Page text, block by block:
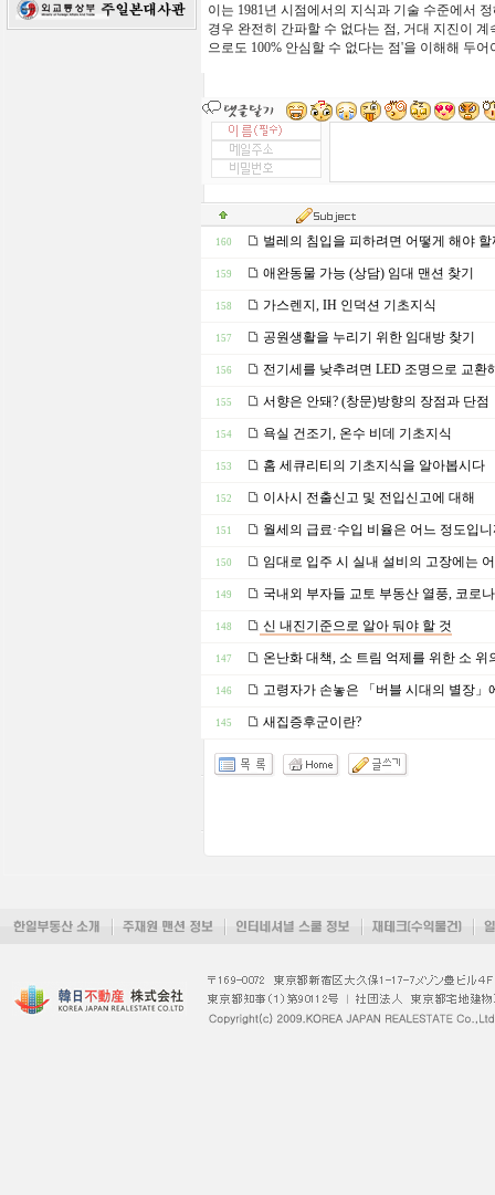
이는 1981년 시점에서의 지식과 기술 수준에서
경우 완전히 간파할 수 없다는 점, 거대 지진이 계
으로도 100% 안심할 수 없다는 점'을 이해해 두어
160 벌레의 침입을 피하려면 어떻게 해야 할
159 애완동물 가능 (상담) 임대 맨션 찾기
158 가스렌지, IH 인덕션 기초지식
157 공원생활을 누리기 위한 임대방 찾기
156 전기세를 낮추려면 LED 조명으로 교환
155 서향은 안돼? (창문)방향의 장점과 단점
154 욕실 건조기, 온수 비데 기초지식
153 홈 세큐리티의 기초지식을 알아봅시다
152 이사시 전출신고 및 전입신고에 대해
151 월세의 급료·수입 비율은 어느 정도입니
150 임대로 입주 시 실내 설비의 고장에는
149 국내외 부자들 교토 부동산 열풍, 코로
148 신 내진기준으로 알아 둬야 할 것
147 온난화 대책, 소 트림 억제를 위한 소 위
146 고령자가 손놓은 「버블 시대의 별장
145 새집증후군이란?